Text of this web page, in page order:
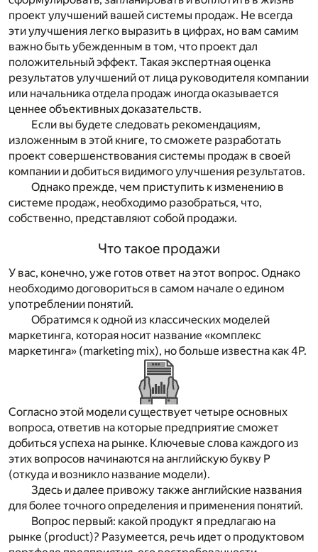
проект улучшений вашей системы продаж. Не всегда
эти улучшения легко выразить в цифрах, но вам самим
важно быть убежденным в том, что проект дал
положительный эффект. Такая экспертная оценка
результатов улучшений от лица руководителя компании
или начальника отдела продаж иногда оказывается
ценнее объективных доказательств.
Если вы будете следовать рекомендациям,
изложенным в этой книге, то сможете разработать
проект совершенствования системы продаж в своей
компании и добиться видимого улучшения результатов.
Однако прежде, чем приступить к изменению в
системе продаж, необходимо разобраться, что,
собственно, представляют собой продажи.
Что такое продажи
У вас, конечно, уже готов ответ на этот вопрос. Однако
необходимо договориться в самом начале о едином
употреблении понятий.
Обратимся к одной из классических моделей
маркетинга, которая носит название «комплекс
маркетинга» (marketing mix), но больше известна как 4P.
Согласно этой модели существует четыре основных
вопроса, ответив на которые предприятие сможет
добиться успеха на рынке. Ключевые слова каждого из
этих вопросов начинаются на английскую букву P
(откуда и возникло название модели).
Здесь и далее привожу также английские названия
для более точного определения и применения понятий.
Вопрос первый: какой продукт я предлагаю на
рынке (product)? Разумеется, речь идет о продуктовом